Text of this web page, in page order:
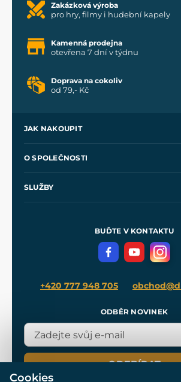
Zakázková výroba
pro hry, filmy i hudební kapely
Kamenná prodejna
otevřena 7 dní v týdnu
Doprava na cokoliv
od 79,- Kč
JAK NAKOUPIT
Velkoobchod
O SPOLEČNOSTI
SLUŽBY
Meče pro Kingdom Come
BUĎTE V KONTAKTU
+420 777 948 705
ODBĚR NOVINEK
ODEBÍRAT
Cookies